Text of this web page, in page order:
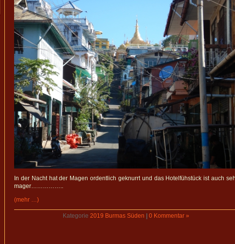
In der Nacht hat der Magen ordentlich geknurrt und das Hotelfühstück ist auch
mager……………..
(mehr …)
Kategorie 2019 Burmas Süden 0 Kommentar »